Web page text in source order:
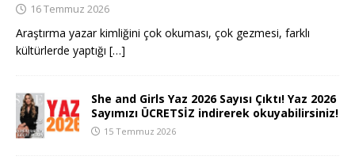
16 Temmuz 2026
Araştırma yazar kimliğini çok okuması, çok gezmesi, farklı
kültürlerde yaptığı […]
She and Girls Yaz 2026 Sayısı Çıktı! Yaz 2026
Sayımızı ÜCRETSİZ indirerek okuyabilirsiniz!
15 Temmuz 2026